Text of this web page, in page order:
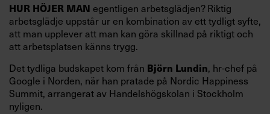
HUR HÖJER MAN egentligen arbetsglädjen? Riktig
arbetsglädje uppstår ur en kombination av ett tydligt syfte,
att man upplever att man kan göra skillnad på riktigt och
att arbetsplatsen känns trygg.
Det tydliga budskapet kom från Björn Lundin, hr-chef på
Google i Norden, när han pratade på Nordic Happiness
Summit, arrangerat av Handelshögskolan i Stockholm
nyligen.